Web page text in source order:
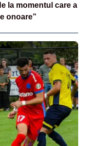
la momentul care a
onoare”